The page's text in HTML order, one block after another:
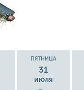
ПЯТНИЦА
31
июля